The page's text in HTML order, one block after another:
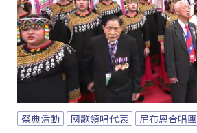
祭典活動 國歌領唱代表 尼布恩合唱團